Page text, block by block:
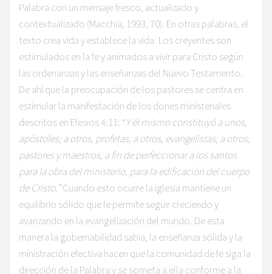
Palabra con un mensaje fresco, actualizado y
contextualizado (Macchia, 1993, 70). En otras palabras, el
texto crea vida y establece la vida. Los creyentes son
estimulados en la fe y animados a vivir para Cristo según
las ordenanzas y las enseñanzas del Nuevo Testamento.
De ahí que la preocupación de los pastores se centra en
estimular la manifestación de los dones ministeriales
descritos en Efesios 4:11: “Y él mismo constituyó a unos,
apóstoles; a otros, profetas; a otros, evangelistas; a otros,
pastores y maestros, a fin de perfeccionar a los santos
para la obra del ministerio, para la edificación del cuerpo
de Cristo.”Cuando esto ocurre la iglesia mantiene un
equilibrio sólido que le permite seguir creciendo y
avanzando en la evangelización del mundo. De esta
manera la gobernabilidad sabia, la enseñanza sólida y la
ministración efectiva hacen que la comunidad de fe siga la
dirección de la Palabra y se someta a ella conforme a la